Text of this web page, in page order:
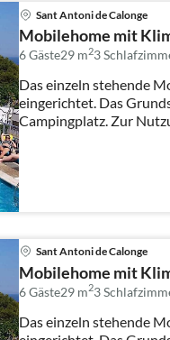
Sant Antoni de Calonge
Mobilehome mit
6 Gäste29 m23
Das einzeln stehende
eingerichtet. Das
Campingplatz. Zur
Sant Antoni de Calonge
Mobilehome mit
6 Gäste29 m23
Das einzeln stehende